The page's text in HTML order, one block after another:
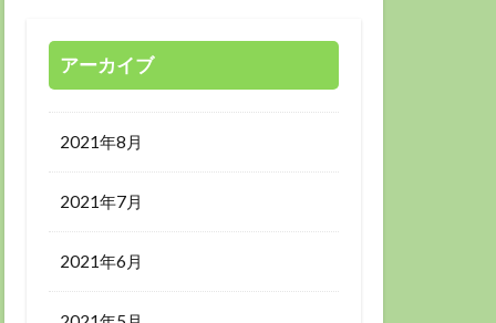
アーカイブ
2021年8月
2021年7月
2021年6月